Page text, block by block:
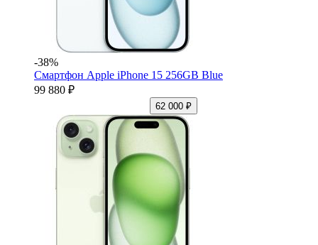
-38%
Смартфон Apple iPhone 15 256GB Blue
99 880 ₽
62 000 ₽